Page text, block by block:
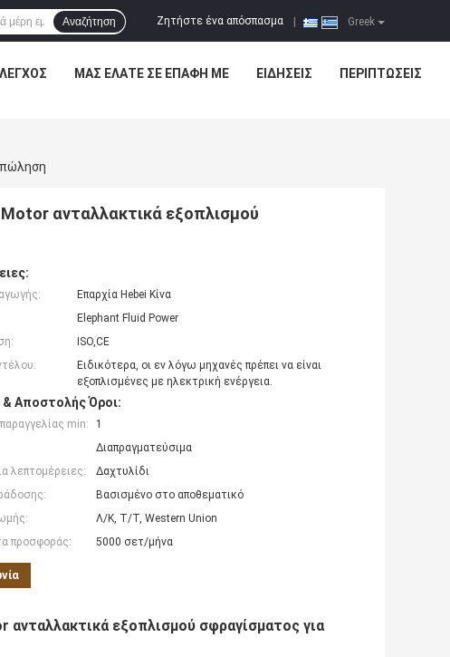
Greek
Ζητήστε ένα απόσπασμα
Αναζήτηση
ΜΑΣ ΕΛΆΤΕ ΣΕ ΕΠΑΦΉ ΜΕ ΕΙΔΉΣΕΙΣ ΠΕΡΙΠΤΏΣΕΙΣ
ανταλλακτικά εξοπλισμού
Επαρχία Hebei Κίνα
Elephant Fluid Power
ISO,CE
Ειδικότερα, οι εν λόγω μηχανές πρέπει να είναι
εξοπλισμένες με ηλεκτρική ενέργεια.
Αποστολής Όροι:
min:
1
Διαπραγματεύσιμα
λεπτομέρειες:
Δαχτυλίδι
Βασισμένο στο αποθεματικό
Λ/Κ, Τ/Τ, Western Union
προσφοράς:
5000 σετ/μήνα
ανταλλακτικά εξοπλισμού σφραγίσματος για